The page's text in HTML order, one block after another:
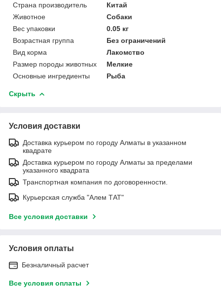
Страна производитель
Китай
Животное
Собаки
Вес упаковки
0.05 кг
Возрастная группа
Без ограничений
Вид корма
Лакомство
Размер породы животных
Мелкие
Основные ингредиенты
Рыба
Скрыть
Условия доставки
Доставка курьером по городу Алматы в указанном
квадрате
Доставка курьером по городу Алматы за пределами
указанного квадрата
Транспортная компания по договоренности.
Курьерская служба "Алем ТАТ"
Все условия доставки
Условия оплаты
Безналичный расчет
Все условия оплаты